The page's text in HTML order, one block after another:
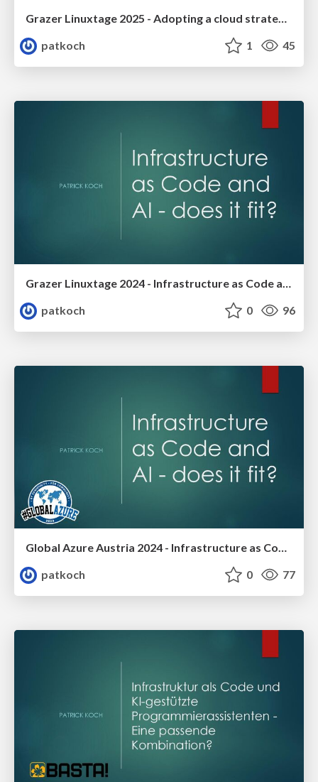
Grazer Linuxtage 2025 - Adopting a cloud strategy for a large enterprise in the automotive industry
patkoch
1 45
Grazer Linuxtage 2024 - Infrastructure as Code and AI -does it fit?
patkoch
0 96
Global Azure Austria 2024 - Infrastructure as Code and AI -does it fit?
patkoch
0 77